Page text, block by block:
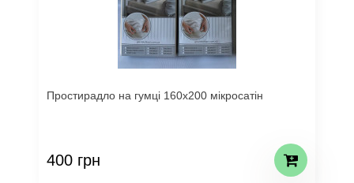
Простирадло на гумці 160х200 мікросатін
400 грн